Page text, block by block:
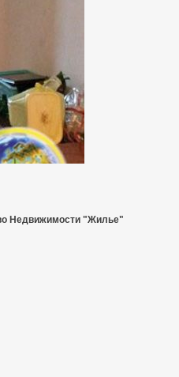
Недвижимости "Жилье"